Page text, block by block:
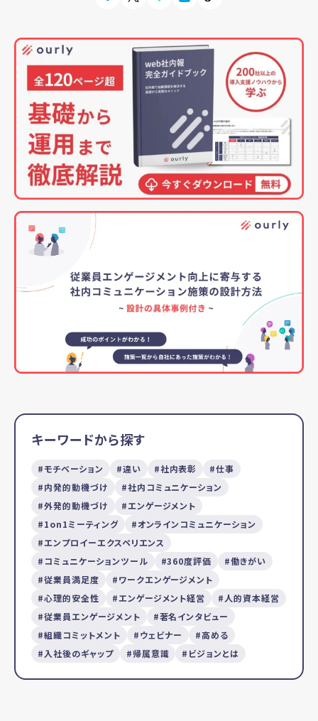
キーワードから探す
モチベーション 違い 社内表彰
仕事
内発的動機づけ
社内コミュニケーション
外発的動機づけ
エンゲージメント
1on1ミーティング
オンラインコミュニケーション
エンプロイーエクスペリエンス
コミュニケーションツール
360度評価
働きがい
従業員満足度
ワークエンゲージメント
心理的安全性
エンゲージメント経営
人的資本経営
従業員エンゲージメント
著名インタビュー
組織コミットメント
ウェビナー
高める
入社後のギャップ
帰属意識 ビジョンとは